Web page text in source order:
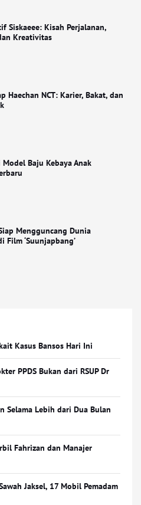
Siskaeee: Kisah Perjalanan,
Kreativitas
Haechan NCT: Karier, Bakat, dan
Model Baju Kebaya Anak
Mengguncang Dunia
Film ‘Suunjapbang’
Kasus Bansos Hari Ini
PPDS Bukan dari RSUP Dr
Selama Lebih dari Dua Bulan
Fahrizan dan Manajer
Jaksel, 17 Mobil Pemadam